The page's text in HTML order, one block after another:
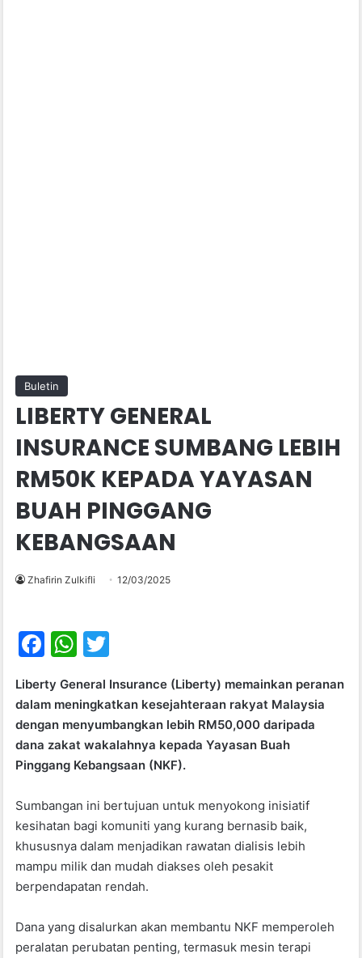
Buletin
LIBERTY GENERAL
INSURANCE SUMBANG LEBIH
RM50K KEPADA YAYASAN
BUAH PINGGANG
KEBANGSAAN
Zhafirin Zulkifli 12/03/2025
F
c
e
b
o
o
k
W
at
s
A
p
p
itt
er
Liberty General Insurance (Liberty) memainkan peranan
dalam meningkatkan kesejahteraan rakyat Malaysia
dengan menyumbangkan lebih RM50,000 daripada
dana zakat wakalahnya kepada Yayasan Buah
Pinggang Kebangsaan (NKF).
Sumbangan ini bertujuan untuk menyokong inisiatif
kesihatan bagi komuniti yang kurang bernasib baik,
khususnya dalam menjadikan rawatan dialisis lebih
mampu milik dan mudah diakses oleh pesakit
berpendapatan rendah.
Dana yang disalurkan akan membantu NKF memperoleh
peralatan perubatan penting, termasuk mesin terapi